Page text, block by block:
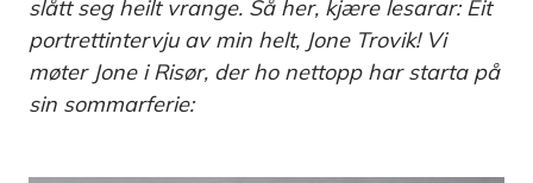
slått seg heilt vrange. Så her, kjære lesarar: Eit
portrettintervju av min helt, Jone Trovik! Vi
møter Jone i Risør, der ho nettopp har starta på
sin sommarferie: